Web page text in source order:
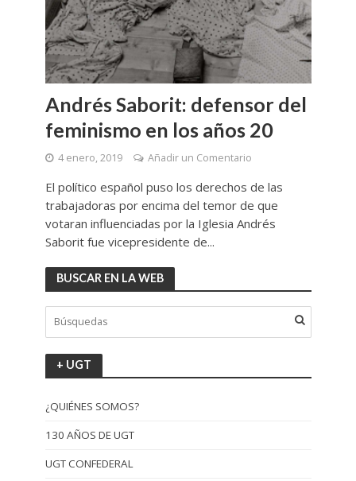
Andrés Saborit: defensor del
feminismo en los años 20
4 enero, 2019 Añadir un Comentario
El político español puso los derechos de las
trabajadoras por encima del temor de que
votaran influenciadas por la Iglesia Andrés
Saborit fue vicepresidente de...
BUSCAR EN LA WEB
+ UGT
¿QUIÉNES SOMOS?
130 AÑOS DE UGT
UGT CONFEDERAL